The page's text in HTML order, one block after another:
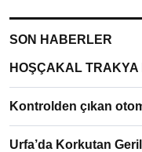
SON HABERLER
HOŞÇAKAL
Kontrolden çıkan
Urfa’da Korkutan